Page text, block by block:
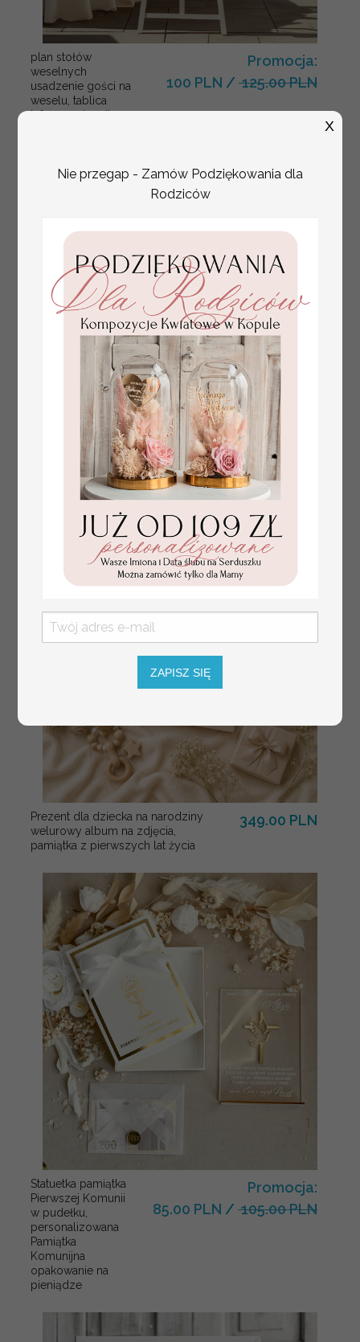
plan stołów
weselnych
usadzenie gości na
weselu, tablica
informacyjna dla
Pary Młodej, plan
Promocja:
100 PLN / 125.00 PLN
złote winietki na komunię, winietka
dekoracja stołu na komunii, komunijne
winietki z naturalnym kłosem
4.50 PLN
Prezent dla dziecka na narodziny
welurowy album na zdjęcia,
pamiątka z pierwszych lat życia
349.00 PLN
Statuetka pamiątka
Pierwszej Komunii
w pudełku,
personalizowana
Pamiątka
Komunijna
opakowanie na
pieniądze
Promocja:
85.00 PLN / 105.00 PLN
Nie przegap - Zamów Podziękowania dla
Rodziców
ZAPISZ SIĘ
X